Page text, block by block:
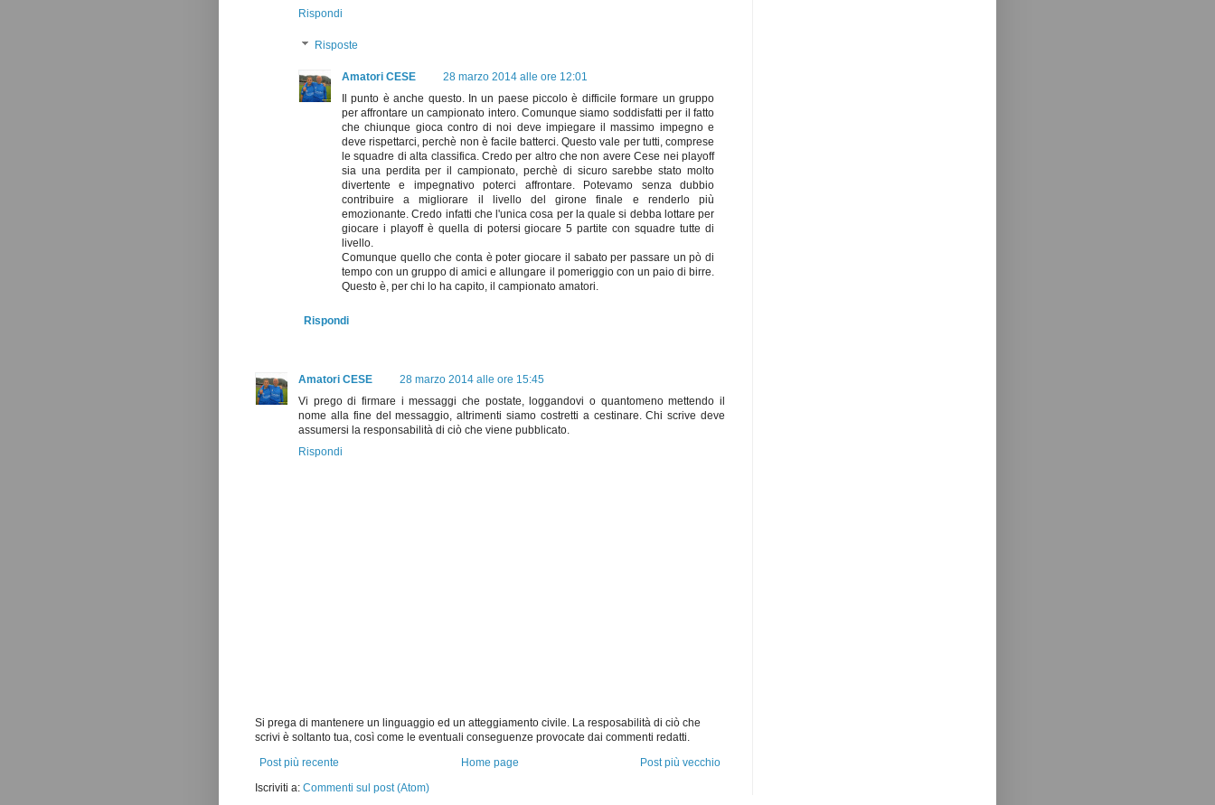
Rispondi
Risposte
Amatori CESE
28 marzo 2014 alle ore 12:01
Il punto è anche questo. In un paese piccolo è difficile formare un gruppo
per affrontare un campionato intero. Comunque siamo soddisfatti per il fatto
che chiunque gioca contro di noi deve impiegare il massimo impegno e
deve rispettarci, perchè non è facile batterci. Questo vale per tutti, comprese
le squadre di alta classifica. Credo per altro che non avere Cese nei playoff
sia una perdita per il campionato, perchè di sicuro sarebbe stato molto
divertente e impegnativo poterci affrontare. Potevamo senza dubbio
contribuire a migliorare il livello del girone finale e renderlo più
emozionante. Credo infatti che l'unica cosa per la quale si debba lottare per
giocare i playoff è quella di potersi giocare 5 partite con squadre tutte di
livello.
Comunque quello che conta è poter giocare il sabato per passare un pò di
tempo con un gruppo di amici e allungare il pomeriggio con un paio di birre.
Questo è, per chi lo ha capito, il campionato amatori.
Rispondi
Amatori CESE
28 marzo 2014 alle ore 15:45
Vi prego di firmare i messaggi che postate, loggandovi o quantomeno mettendo il
nome alla fine del messaggio, altrimenti siamo costretti a cestinare. Chi scrive deve
assumersi la responsabilità di ciò che viene pubblicato.
Rispondi
Si prega di mantenere un linguaggio ed un atteggiamento civile. La resposabilità di ciò che
scrivi è soltanto tua, così come le eventuali conseguenze provocate dai commenti redatti.
Post più recente
Post più vecchio
Home page
Iscriviti a: Commenti sul post (Atom)